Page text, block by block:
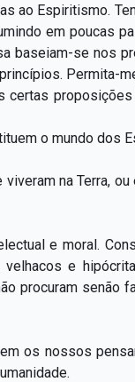
ao Espiritismo.
em poucas
baseiam-se nos
Permita-
o mundo dos
na Terra,
e moral.
e
procuram senão
os nossos